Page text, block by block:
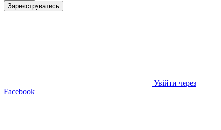
Зареєструватись
Увійти через
Facebook